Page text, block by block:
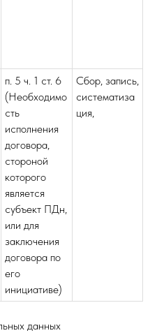
п. 5 ч. 1 ст. 6
(Необходимо
сть
исполнения
договора,
стороной
которого
является
субъект ПДн,
или для
заключения
договора по
его
инициативе)
Сбор, запись,
систематиза
ция,
данных